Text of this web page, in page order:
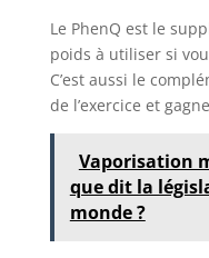
Le PhenQ est le
poids à utiliser si
C’est aussi le
de l’exercice et
Vaporisation
que dit la
monde ?